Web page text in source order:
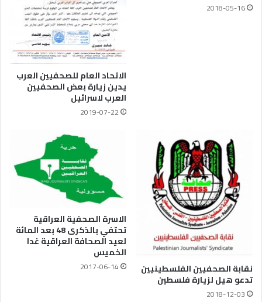
2018-05-16
الاتحاد العام للصحفيين العرب
يدين زيارة بعض الصحفيين
العرب لاسرائيل
2019-07-22
نقابة الصحفيين الفلسطينيين
تدعو هيل لزيارة فلسطين
2018-12-03
الاسرة الصحفية العراقية
تحتفي بالذكرى 48 بعد المائة
لعيد الصحافة العراقية غدا
الخميس
2017-06-14